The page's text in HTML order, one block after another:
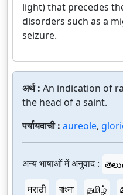
light) that precedes
disorders such as a
seizure.
अर्थ : An indication of
the head of a saint.
पर्यायवाची : aureole,
अन्य भाषाओं में अनुवाद :
मराठी
বাংলা தமிழ்